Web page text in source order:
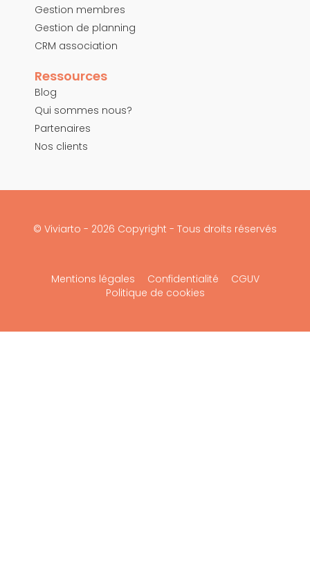
Gestion membres
Gestion de planning
CRM association
Ressources
Blog
Qui sommes nous?
Partenaires
Nos clients
© Viviarto - 2026 Copyright - Tous droits réservés
Mentions légales Confidentialité
CGUV
Politique de cookies